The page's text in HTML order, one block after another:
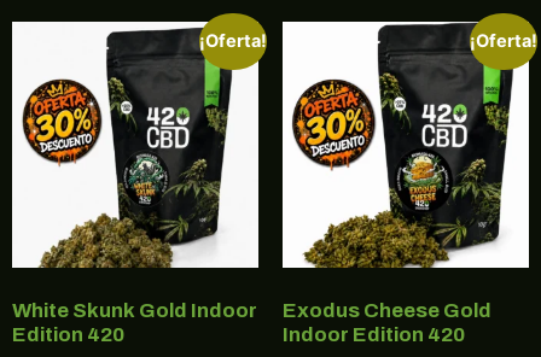
¡Oferta!
White Skunk Gold Indoor
Edition 420
¡Oferta!
Exodus Cheese Gold
Indoor Edition 420